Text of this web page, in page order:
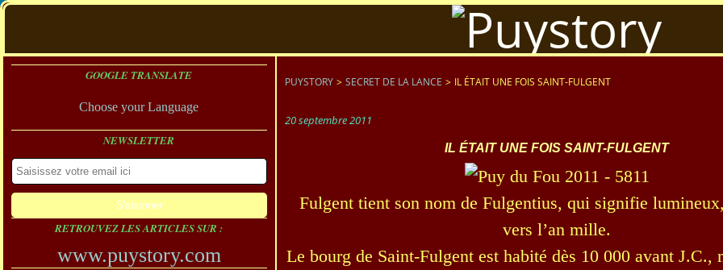
GOOGLE TRANSLATE
Choose your Language
NEWSLETTER
RETROUVEZ LES ARTICLES SUR :
www.puystory.com
PUYSTORY > SECRET DE LA LANCE > IL ÉTAIT UNE FOIS SAINT-FULGENT
20 septembre 2011
IL ÉTAIT UNE FOIS SAINT-FULGENT
Fulgent tient son nom de Fulgentius, qui signifie
vers l’an mille.
Le bourg de Saint-Fulgent est habité dès 10 000 avant J.C.,